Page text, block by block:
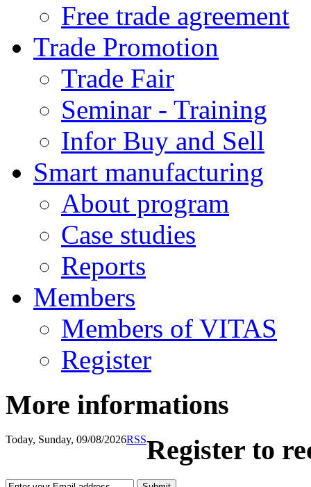
Free trade agreement
Trade Promotion
Trade Fair
Seminar - Training
Infor Buy and Sell
Smart manufacturing
About program
Case studies
Reports
Members
Members of VITAS
Register
More informations
Today, Sunday, 09/08/2026RSSRegister to